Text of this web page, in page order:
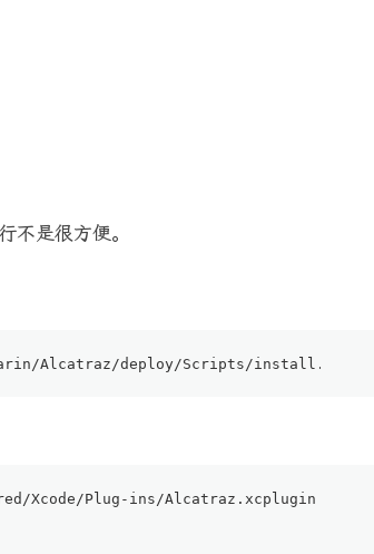
不是很方便。
Alcatraz/deploy/Scripts/install.sh |
/Xcode/Plug-ins/Alcatraz.xcplugin